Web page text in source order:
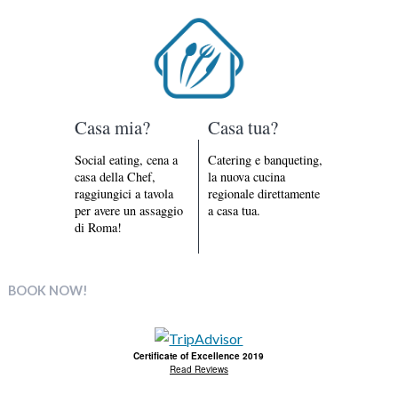
Casa mia?
Social eating, cena a
casa della Chef,
raggiungici a tavola
per avere un assaggio
di Roma!
Casa tua?
Catering e banqueting,
la nuova cucina
regionale direttamente
a casa tua.
BOOK NOW!
Certificate of Excellence 2019
Read Reviews